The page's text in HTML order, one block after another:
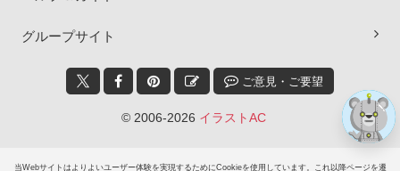
当Webサイトはよりよいユーザー体験を実現するためにCookieを使用しています。これ以降ページを遷
グループサイト
ご意見・ご要望
© 2006-2026 イラストAC